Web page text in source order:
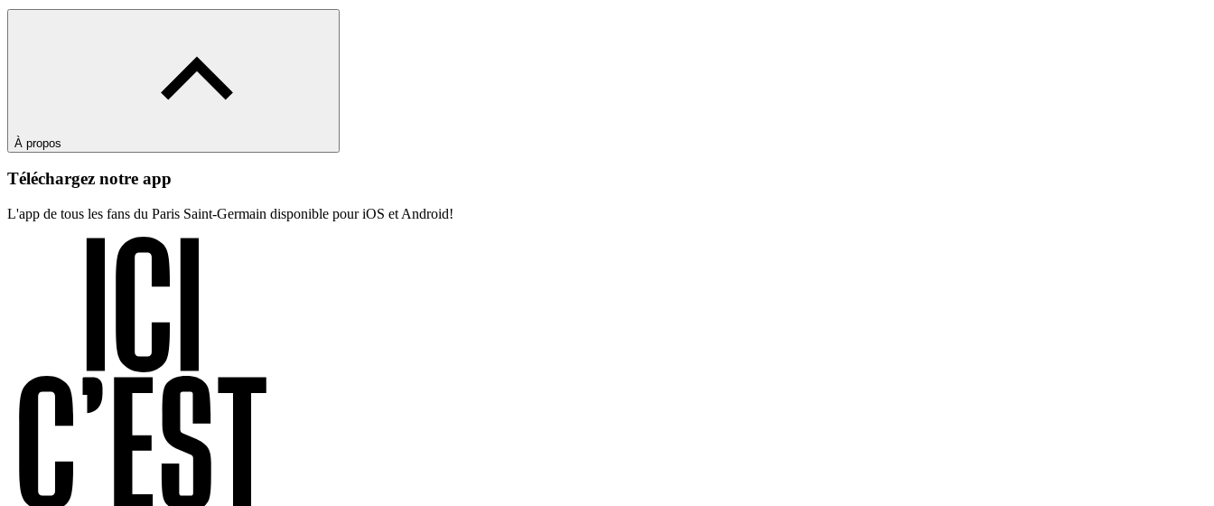
À propos
Téléchargez notre app
L'app de tous les fans du Paris Saint-Germain disponible pour iOS et Android!